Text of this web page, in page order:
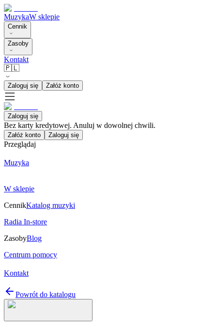
MuzykaW sklepie
Cennik
Zasoby
Kontakt
🇵🇱
Zaloguj się Załóż konto
Zaloguj się
Bez karty kredytowej. Anuluj w dowolnej chwili.
Załóż konto Zaloguj się
Przeglądaj
Muzyka
W sklepie
CennikKatalog muzyki
Radia In-store
ZasobyBlog
Centrum pomocy
Kontakt
Powrót do katalogu